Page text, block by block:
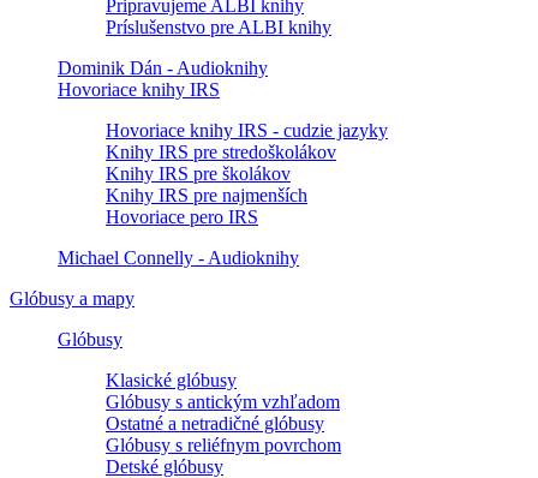
Pripravujeme ALBI knihy
Príslušenstvo pre ALBI knihy
Dominik Dán - Audioknihy
Hovoriace knihy IRS
Hovoriace knihy IRS - cudzie jazyky
Knihy IRS pre stredoškolákov
Knihy IRS pre školákov
Knihy IRS pre najmenších
Hovoriace pero IRS
Michael Connelly - Audioknihy
Glóbusy a mapy
Glóbusy
Klasické glóbusy
Glóbusy s antickým vzhľadom
Ostatné a netradičné glóbusy
Glóbusy s reliéfnym povrchom
Detské glóbusy